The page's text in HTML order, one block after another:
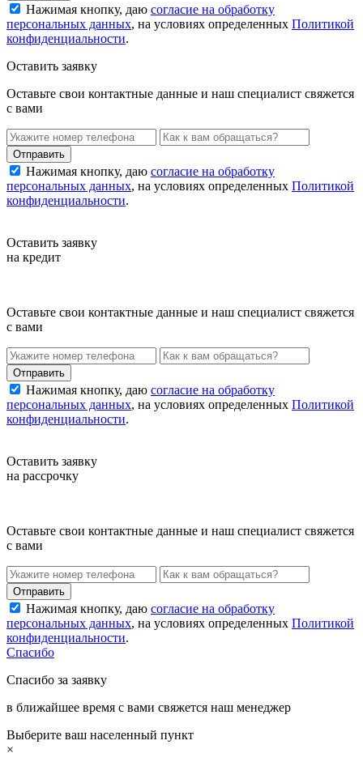
Нажимая кнопку, даю согласие на обработку
персональных данных, на условиях определенных Политикой
конфиденциальности.
Оставить заявку
Оставьте свои контактные данные и наш специалист свяжется
с вами
Нажимая кнопку, даю согласие на обработку
персональных данных, на условиях определенных Политикой
конфиденциальности.
Оставить заявку
на кредит
Оставьте свои контактные данные и наш специалист свяжется
с вами
Нажимая кнопку, даю согласие на обработку
персональных данных, на условиях определенных Политикой
конфиденциальности.
Оставить заявку
на рассрочку
Оставьте свои контактные данные и наш специалист свяжется
с вами
Нажимая кнопку, даю согласие на обработку
персональных данных, на условиях определенных Политикой
конфиденциальности.
Спасибо
Спасибо за заявку
в ближайшее время с вами свяжется наш менеджер
Выберите ваш населенный пункт
×